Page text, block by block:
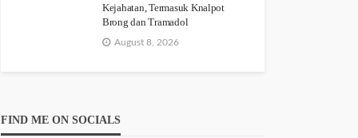
Kejahatan, Termasuk Knalpot
Brong dan Tramadol
August 8, 2026
FIND ME ON SOCIALS